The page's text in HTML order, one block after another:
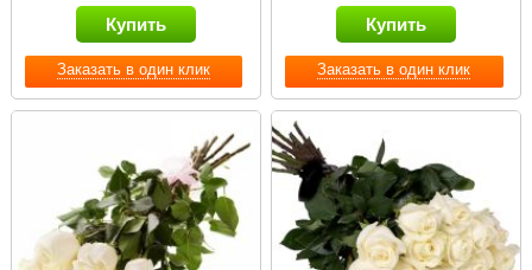
Заказать в один клик
Купить
Заказать в один клик
Купить